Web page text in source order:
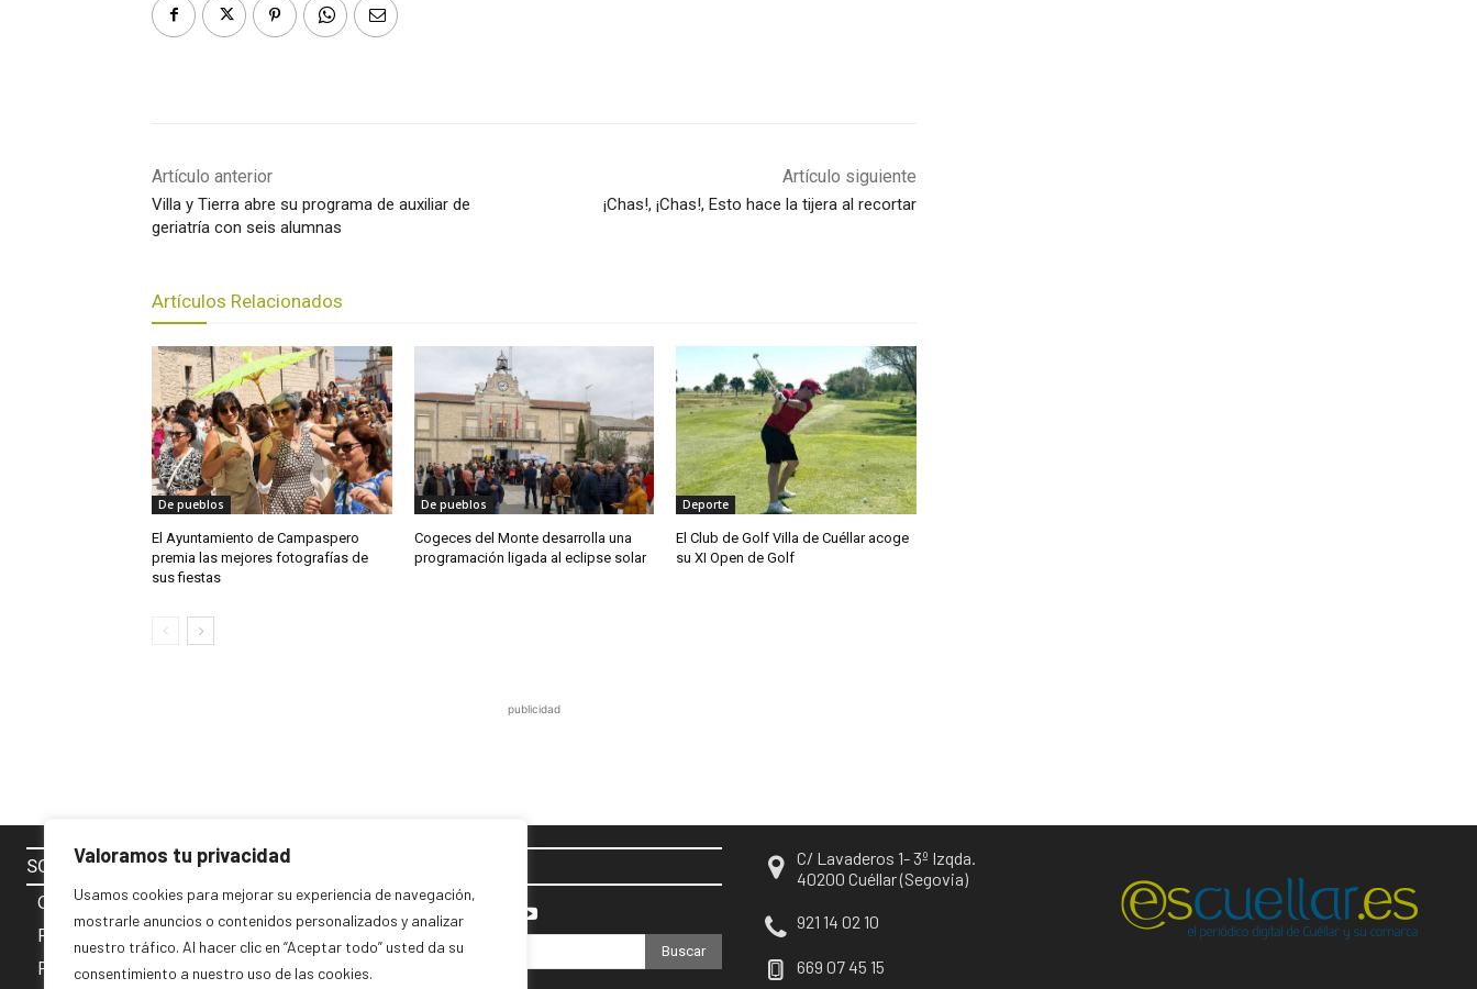
Valoramos tu privacidad
Usamos cookies para mejorar su experiencia de navegación,
mostrarle anuncios o contenidos personalizados y analizar
nuestro tráfico. Al hacer clic en “Aceptar todo” usted da su
consentimiento a nuestro uso de las cookies.
Artículo anterior
Villa y Tierra abre su programa de auxiliar de
geriatría con seis alumnas
Artículo siguiente
¡Chas!, ¡Chas!, Esto hace la tijera al recortar
Artículos Relacionados
De pueblos
El Ayuntamiento de Campaspero
premia las mejores fotografías de
sus fiestas
De pueblos
Cogeces del Monte desarrolla una
programación ligada al eclipse solar
Deporte
El Club de Golf Villa de Cuéllar acoge
su XI Open de Golf
publicidad
SOBRE NOSOTROS
Contacto
Política de cookies
Privacidad y Aviso Legal
Buscar
C/ Lavaderos 1- 3º Izqda.
40200 Cuéllar (Segovia)
921 14 02 10
669 07 45 15